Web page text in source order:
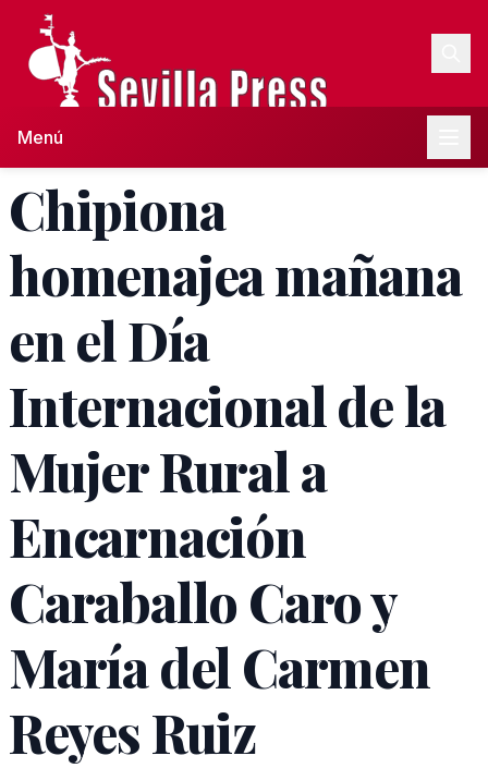
Menú
Chipiona
homenajea mañana
en el Día
Internacional de la
Mujer Rural a
Encarnación
Caraballo Caro y
María del Carmen
Reyes Ruiz